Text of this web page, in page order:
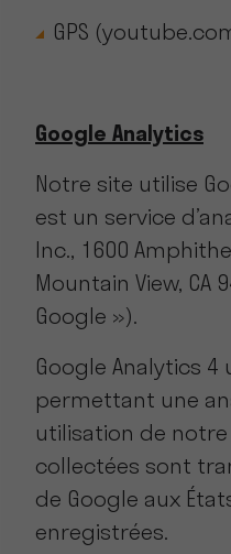
GPS
Google Analytics
Notre site utilise
est un service
Inc., 1600
Mountain View, CA
Google »).
Google Analytics 4
permettant une
utilisation de
collectées sont
de Google aux
enregistrées.